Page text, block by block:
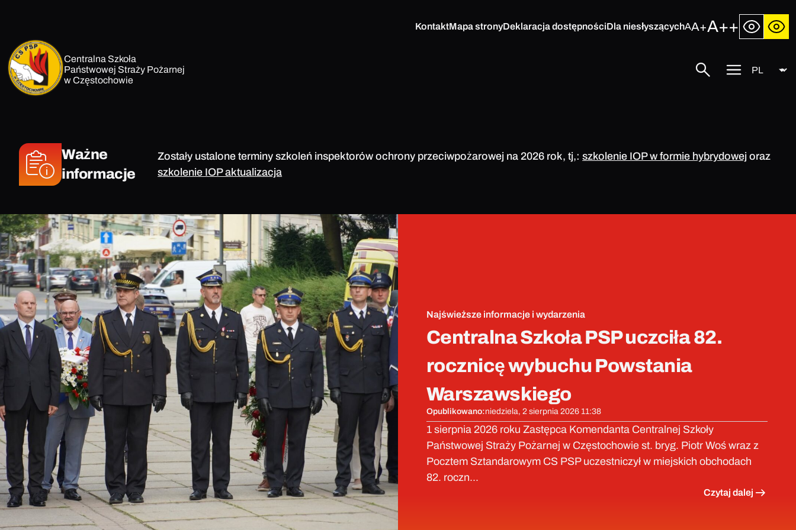
KontaktMapa stronyDeklaracja dostępnościDla niesłyszącychAA+A++
Centralna Szkoła
Państwowej Straży Pożarnej
w Częstochowie
SzukajPrzycisk
Język
Ważne
informacje
Zostały ustalone terminy szkoleń inspektorów ochrony przeciwpożarowej na 2026 rok, tj,:szkolenie IOP w formie hybrydowej oraz
szkolenie IOP aktualizacja
Najświeższe informacje i wydarzenia
Centralna Szkoła PSP uczciła 82.
rocznicę wybuchu Powstania
Warszawskiego
Opublikowano:niedziela, 2 sierpnia 2026 11:38
1 sierpnia 2026 roku Zastępca Komendanta Centralnej Szkoły
Państwowej Straży Pożarnej w Częstochowie st. bryg. Piotr Woś wraz z
Pocztem Sztandarowym CS PSP uczestniczył w miejskich obchodach
82. roczn...
Czytaj dalej